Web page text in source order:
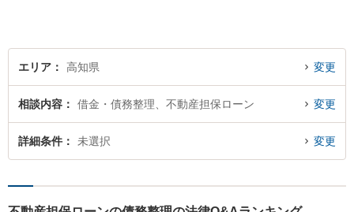
エリア 高知県 変更
相談内容 借金・債務整理、不動産担保ローン 変更
詳細条件 未選択 変更